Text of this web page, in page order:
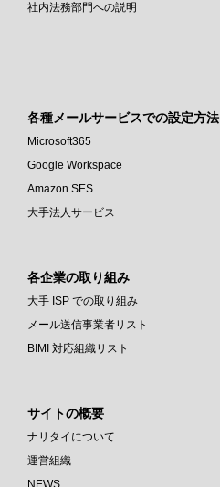
社内法務部門への説明
各種メールサービスでの設定方法
Microsoft365
Google Workspace
Amazon SES
大手法人サービス
各企業の取り組み
大手 ISP での取り組み
メール送信事業者リスト
BIMI 対応組織リスト
サイトの概要
ナリタイについて
運営組織